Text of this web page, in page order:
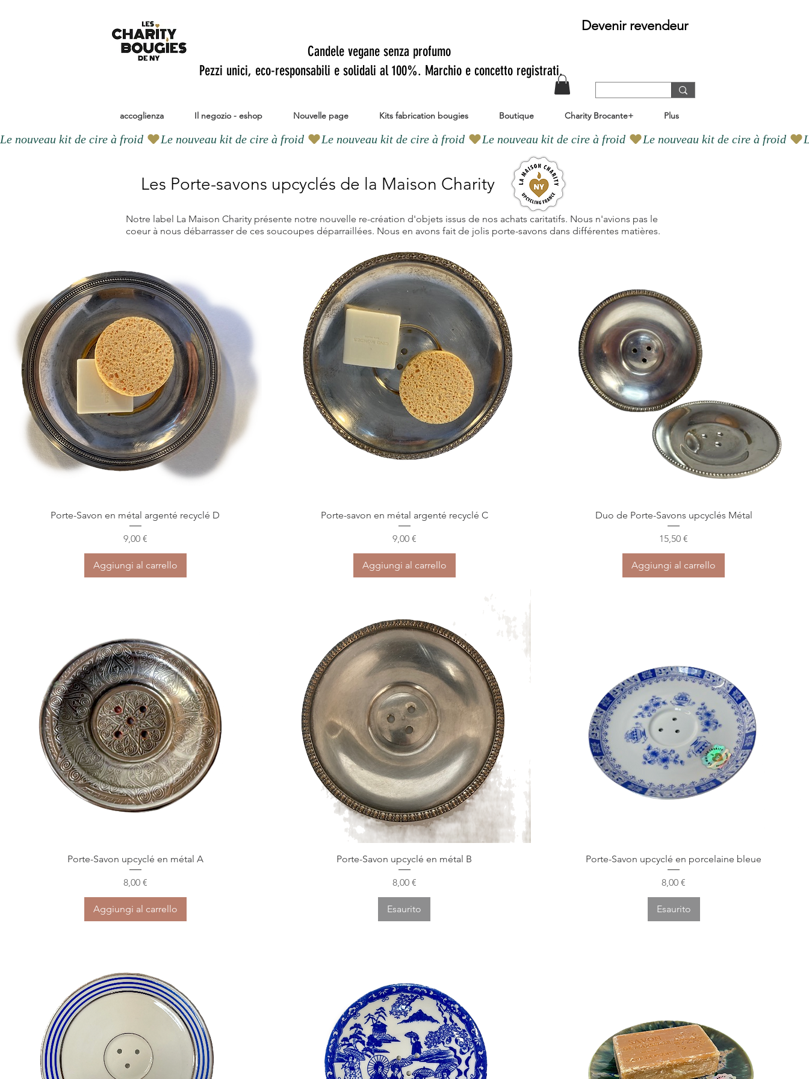
Candele vegane senza profumo
Pezzi unici, eco-responsabili e solidali al 100%. Marchio e concetto registrati.
Devenir revendeur
accoglienza Il negozio - eshop Nouvelle page Kits fabrication bougies Boutique Charity Brocante+ Plus
Le nouveau kit de cire à froid
Les Porte-savons upcyclés de la Maison Charity
Notre label La Maison Charity présente notre nouvelle re-création d'objets issus de nos achats caritatifs. Nous n'avions pas le
coeur à nous débarrasser de ces soucoupes déparraillées. Nous en avons fait de jolis porte-savons dans différentes matières.
Vista rapida
Porte-Savon en métal argenté recyclé D
Prezzo
9,00 €
Aggiungi al carrello
Vista rapida
Porte-savon en métal argenté recyclé C
Prezzo
9,00 €
Aggiungi al carrello
Vista rapida
Duo de Porte-Savons upcyclés Métal
Prezzo
15,50 €
Aggiungi al carrello
Vista rapida
Porte-Savon upcyclé en métal A
Prezzo
8,00 €
Aggiungi al carrello
Vista rapida
Porte-Savon upcyclé en métal B
Prezzo
8,00 €
Esaurito
Vista rapida
Porte-Savon upcyclé en porcelaine bleue
Prezzo
8,00 €
Esaurito